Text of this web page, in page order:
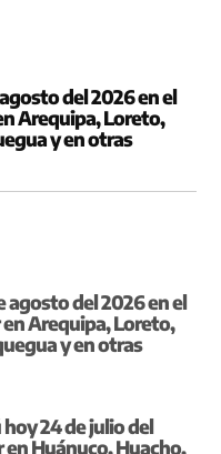
del 2026 en el
Arequipa, Loreto,
y en otras
agosto del 2026 en el
Arequipa, Loreto,
y en otras
hoy 24 de julio del
en Huánuco, Huacho,